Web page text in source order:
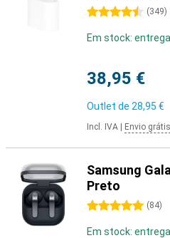
4.5 estrelas (349)
Em stock:
38,95 €
Outlet de 28,95 €
Incl. IVA Envio grátis
Samsung
Preto
5 estrelas (84)
Em stock: